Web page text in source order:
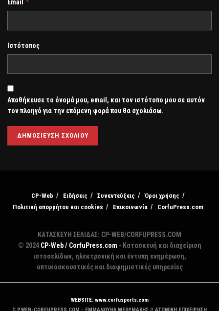
Email *
Ιστότοπος
Αποθήκευσε το όνομά μου, email, και τον ιστότοπο μου σε αυτόν
τον πλοηγό για την επόμενη φορά που θα σχολιάσω.
CP-Web Ειδήσεις Συνεντεύξεις
Όροι χρήσης
Πολιτική απορρήτου και cookies
Επικοινωνία CorfuPress.com
ΚΑΤΑΣΚΕΥΗ ΣΕΛΙΔΑΣ: CP-WEB/CORFUPRESS.COM
© 2024 CP-Web / CorfuPress.com - Κατασκευή και διαχείριση
ιστοσελίδων, ηλεκτρονική και έντυπη ενημέρωση,
οπτικοακουστικές και διαφημιστικές υπηρεσίες
WEBSITE: www.corfusports.com